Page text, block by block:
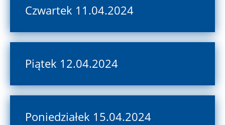
Czwartek 11.04.2024
Piątek 12.04.2024
Poniedziałek 15.04.2024